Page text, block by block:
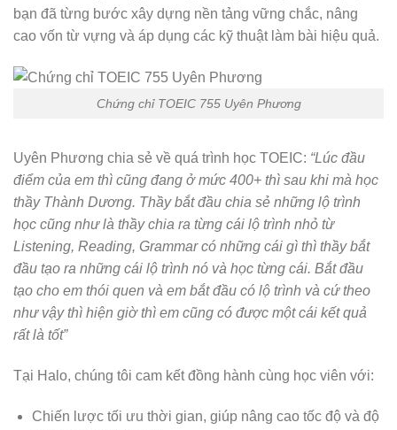
bạn đã từng bước xây dựng nền tảng vững chắc, nâng
cao vốn từ vựng và áp dụng các kỹ thuật làm bài hiệu quả.
Chứng chỉ TOEIC 755 Uyên Phương
Uyên Phương chia sẻ về quá trình học TOEIC: “Lúc đầu
điểm của em thì cũng đang ở mức 400+ thì sau khi mà học
thầy Thành Dương. Thầy bắt đầu chia sẻ những lộ trình
học cũng như là thầy chia ra từng cái lộ trình nhỏ từ
Listening, Reading, Grammar có những cái gì thì thầy bắt
đầu tạo ra những cái lộ trình nó và học từng cái. Bắt đầu
tạo cho em thói quen và em bắt đầu có lộ trình và cứ theo
như vậy thì hiện giờ thì em cũng có được một cái kết quả
rất là tốt”
Tại Halo, chúng tôi cam kết đồng hành cùng học viên với:
Chiến lược tối ưu thời gian, giúp nâng cao tốc độ và độ